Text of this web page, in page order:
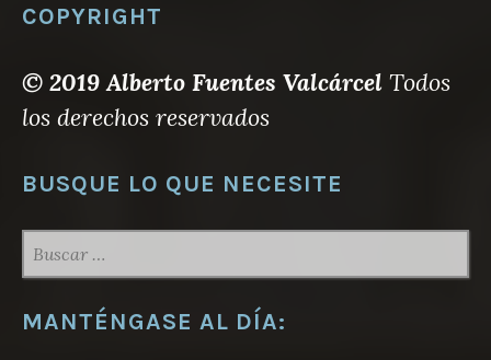
COPYRIGHT
© 2019 Alberto Fuentes Valcárcel Todos
los derechos reservados
BUSQUE LO QUE NECESITE
MANTÉNGASE AL DÍA: